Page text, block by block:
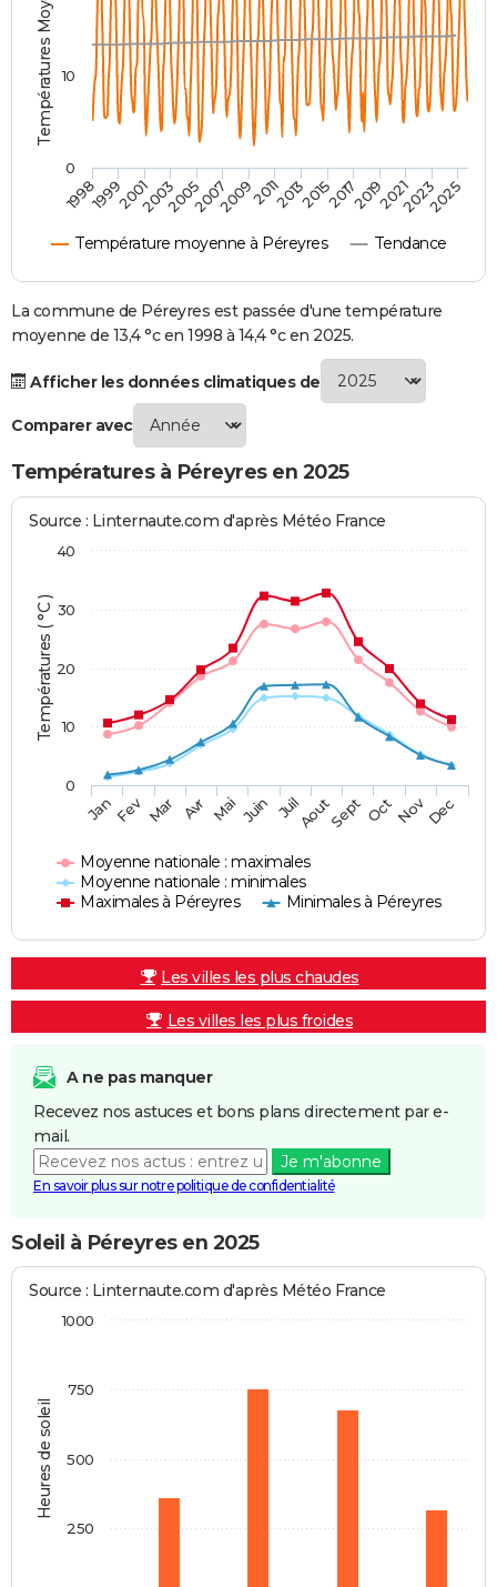
Destinations
City break
Voyage nature
Voyage de noces
Forum
Climat
PHOTO
GUIDES D'ACHAT
BONS PLANS
CARTE DE VOEUX
Carte de Noël
Carte Bonne année
Carte Saint-Valentin
Carte Pâques
Carte d'anniversaire
DICTIONNAIRE
Dictionnaire
Biographies
Citations
Expressions
Proverbes
PROGRAMME TV
S'inscrire
Se connecter
Lycées
Collèges
Primaires
Universités
Entreprises
Service militaire
Avis de recherche
AVIS DE DÉCÈS
FORUM
Bricolage
Lifestyle
Culture
Sport
Auto
Television
Voyage
Cinema
Température moyenne à Péreyres Tendance
199819992001200320052007200920112013201520172019202120232025
0
10
La commune de Péreyres est passée d'une température
moyenne de 13,4 °c en 1998 à 14,4 °c en 2025.
Afficher les données climatiques de
Comparer avec
Températures à Péreyres en 2025
Températures ( °C )
Source : Linternaute.com d'après Météo France
Moyenne nationale : maximales
Moyenne nationale : minimales
Maximales à Péreyres
Minimales à Péreyres
JanFev Mar Avr Mai Juin JuilAoutSept OctNovDec
0
10
20
30
40
Les villes les plus chaudes
Les villes les plus froides
A ne pas manquer
Recevez nos astuces et bons plans directement par e-
mail.
Je m'abonne
En savoir plus sur notre politique de confidentialité
Soleil à Péreyres en 2025
Heures de soleil
Source : Linternaute.com d'après Météo France
250
500
750
1000